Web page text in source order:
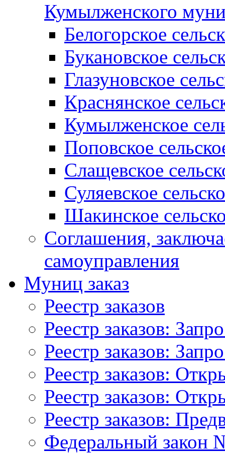
Кумылженского
Белогорское
Букановское
Глазуновское
Краснянское
Кумылженское
Поповское
Слащевское
Суляевское
Шакинское
Соглашения,
самоуправления
Муниц заказ
Реестр заказов
Реестр заказов:
Реестр заказов:
Реестр заказов:
Реестр заказов:
Реестр заказов:
Федеральный закон